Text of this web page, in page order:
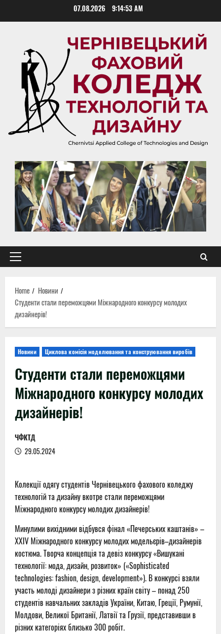
07.08.2026 9:14:54 AM
Primary
Home
Новини
Студенти стали переможцями Міжнародного конкурсу молодих
дизайнерів!
Новини Циклова комісія моделювання та конструювання виробів
Студенти стали переможцями
Міжнародного конкурсу молодих
дизайнерів!
ЧФКТД
29.05.2024
Колекції одягу студентів Чернівецького фахового коледжу
технологій та дизайну вкотре стали переможцями
Міжнародного конкурсу молодих дизайнерів!
Минулими вихідними відбувся фінал «Печерських каштанів» –
ХХІV Міжнародного конкурсу молодих модельєрів–дизайнерів
костюма. Творча концепція та девіз конкурсу «Вишукані
технології: мода, дизайн, розвиток» («Sophisticated
technologies: fashion, design, development»). В конкурсі взяли
участь молоді дизайнери з різних країн світу – понад 250
студентів навчальних закладів України, Китаю, Греції, Румунії,
Молдови, Великої Британії, Латвії та Грузії, представивши в
різних категоріях близько 300 робіт.